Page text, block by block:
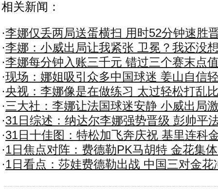
相关新闻：
·李娜仅丢两局送蛋横扫 用时52分钟速胜
·李娜：小威出局让我紧张 卫冕？我还没
·李娜每分钟入账三千元 错过三个赛末点
·现场：娜姐吸引众多中国球迷 姜山自信
·央视：李娜像是在做练习 太过轻松打乱
·三大社：李娜让法国球迷安静 小威出局
·31日综述：纳达尔李娜强势晋级 彭帅平
·31日十佳图：特松加飞奔庆祝 基里连科
·1日焦点对阵：费德勒PK马胡特 金花集
·1日看点：莎娃费德勒出战 中国三对金花